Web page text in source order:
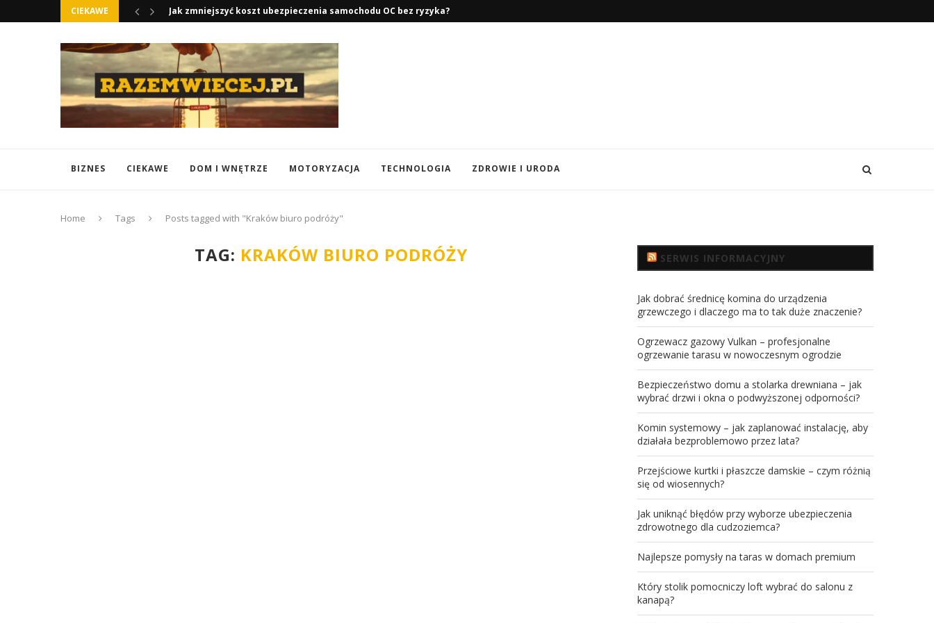
CIEKAWE Jak zmniejszyć koszt ubezpieczenia samochodu OC bez ryzyka?
BIZNES CIEKAWE DOM I WNĘTRZE MOTORYZACJA TECHNOLOGIA ZDROWIE I URODA
Home Tags Posts tagged with "Kraków biuro podróży"
TAG: KRAKÓW BIURO PODRÓŻY SERWIS INFORMACYJNY
Jak dobrać średnicę komina do urządzenia
grzewczego i dlaczego ma to tak duże znaczenie?
Ogrzewacz gazowy Vulkan – profesjonalne
ogrzewanie tarasu w nowoczesnym ogrodzie
Bezpieczeństwo domu a stolarka drewniana – jak
wybrać drzwi i okna o podwyższonej odporności?
Komin systemowy – jak zaplanować instalację, aby
działała bezproblemowo przez lata?
Przejściowe kurtki i płaszcze damskie – czym różnią
się od wiosennych?
Jak uniknąć błędów przy wyborze ubezpieczenia
zdrowotnego dla cudzoziemca?
Najlepsze pomysły na taras w domach premium
Który stolik pomocniczy loft wybrać do salonu z
kanapą?